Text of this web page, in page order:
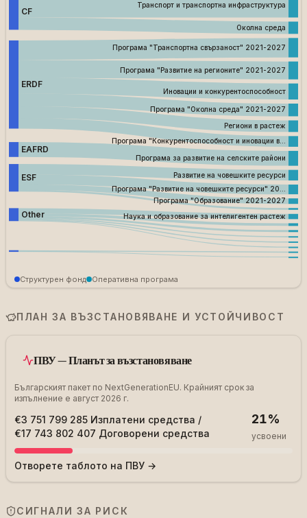
CF
Транспорт и транспортна инфраструктура
Околна среда
ERDF
Програма "Транспортна свързаност" 2021-2027
Програма "Развитие на регионите" 2021-2027
Иновации и конкурентоспособност
Програма "Околна среда" 2021-2027
Региони в растеж
Програма "Конкурентоспособност и иновации в…
EAFRD
Програма за развитие на селските райони
ESF
Развитие на човешките ресурси
Програма "Развитие на човешките ресурси" 20…
Програма "Образование" 2021-2027
Other Наука и образование за интелигентен растеж
Структурен фонд Оперативна програма
ПЛАН ЗА ВЪЗСТАНОВЯВАНЕ И УСТОЙЧИВОСТ
ПВУ — Планът за възстановяване
Българският пакет по NextGenerationEU. Крайният срок за
изпълнение е август 2026 г.
€3 751 799 285 Изплатени средства /
€17 743 802 407 Договорени средства
21%
усвоени
Отворете таблото на ПВУ →
СИГНАЛИ ЗА РИСК